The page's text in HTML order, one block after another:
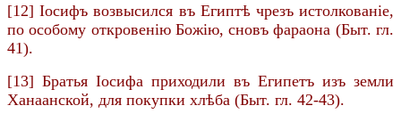
[12] Іосифъ возвысился въ Египтѣ чрезъ истолкованіе,
по особому откровенію Божію, сновъ фараона (Быт. гл.
41).
[13] Братья Іосифа приходили въ Египетъ изъ земли
Ханаанской, для покупки хлѣба (Быт. гл. 42-43).